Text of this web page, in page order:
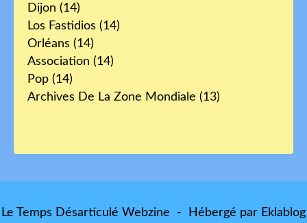
Dijon (14)
Los Fastidios (14)
Orléans (14)
Association (14)
Pop (14)
Archives De La Zone Mondiale (13)
Le Temps Désarticulé Webzine - Hébergé par Eklablog